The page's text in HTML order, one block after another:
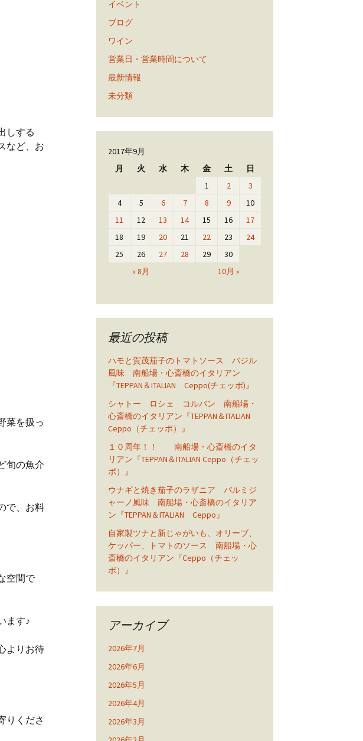
しする
など、お
菜を扱っ
旬の魚介
で、お料
空間で
ます♪
よりお待
りくださ
イベント
ブログ
ワイン
営業日・営業時間について
最新情報
未分類
2017年9月
月
火 水 木 金 土 日
« 8月 10月 »
1 2
3
4
5 6 7 8 9
10
11
12 13 14 15 16
17
18
19 20 21 22 23
24
25
26 27 28 29 30
最近の投稿
ハモと賀茂茄子のトマトソース バジル
風味 南船場・心斎橋のイタリアン
『TEPPAN＆ITALIAN Ceppo(チェッポ)』
シャトー ロシェ コルバン 南船場・
心斎橋のイタリアン『TEPPAN＆ITALIAN
Ceppo（チェッポ）』
１０周年！！ 南船場・心斎橋のイタ
リアン『TEPPAN＆ITALIAN Ceppo（チェッ
ポ）』
ウナギと焼き茄子のラザニア パルミジ
ャーノ風味 南船場・心斎橋のイタリア
ン『TEPPAN＆ITALIAN Ceppo』
自家製ツナと新じゃがいも、オリーブ、
ケッパー、トマトのソース 南船場・心
斎橋のイタリアン『Ceppo（チェッ
ポ）』
アーカイブ
2026年7月
2026年6月
2026年5月
2026年4月
2026年3月